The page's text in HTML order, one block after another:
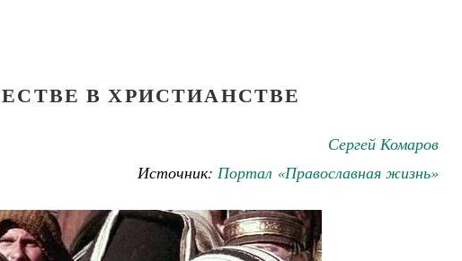
В ХРИСТИАНСТВЕ
Сергей Комаров
Источник: Портал «Православная жизнь»